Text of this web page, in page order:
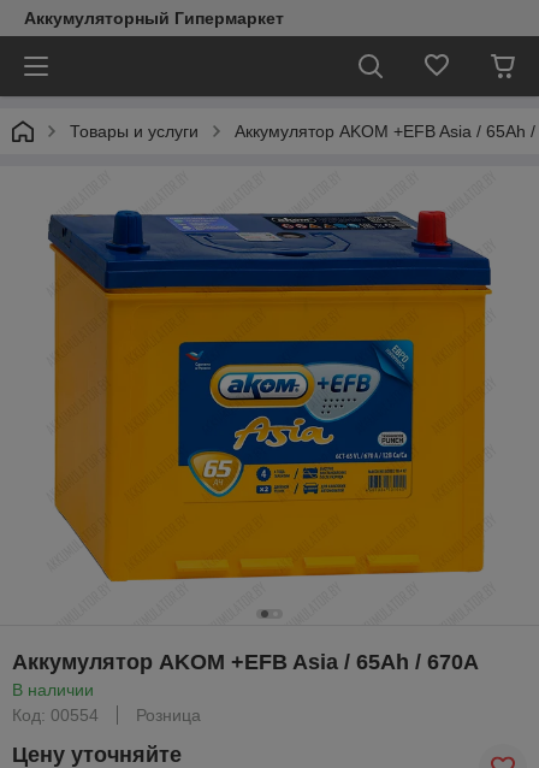
Аккумуляторный Гипермаркет
Товары и услуги Аккумулятор AKOM +EFB Asia / 65Ah
Аккумулятор AKOM +EFB Asia / 65Ah / 670А
В наличии
Код: 00554
Розница
Цену уточняйте